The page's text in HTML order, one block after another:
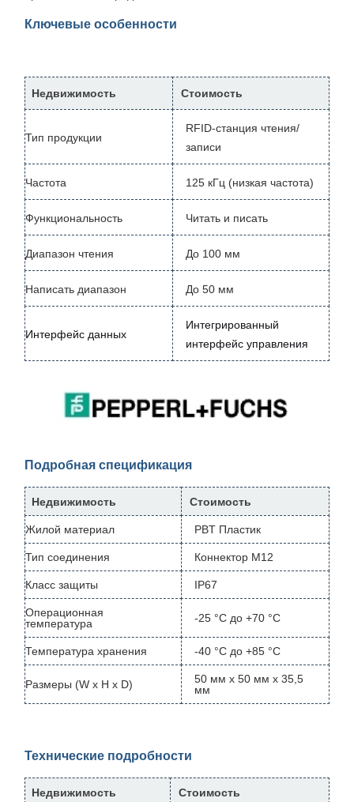
Ключевые особенности
Недвижимость Стоимость
Тип продукции
RFID-станция чтения/
записи
Частота 125 кГц (низкая частота)
Функциональность Читать и писать
Диапазон чтения До 100 мм
Написать диапазон До 50 мм
Интерфейс данных
Интегрированный
интерфейс управления
Подробная спецификация
Недвижимость Стоимость
Жилой материал PBT Пластик
Тип соединения Коннектор M12
Класс защиты IP67
Операционная
температура
-25 °C до +70 °C
Температура хранения -40 °C до +85 °C
Размеры (W x H x D)
50 мм х 50 мм х 35,5
мм
Технические подробности
Недвижимость Стоимость